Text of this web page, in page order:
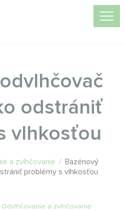
odstrániť
vlhkosťou
a zvlhčovanie / Bazénový
problémy s vlhkosťou
Odvlhčovanie a zvlhčovanie